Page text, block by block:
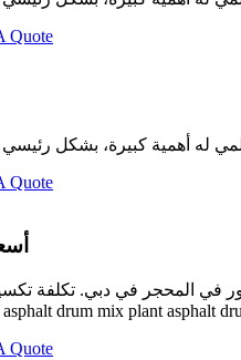
Quote
Quote
Quote